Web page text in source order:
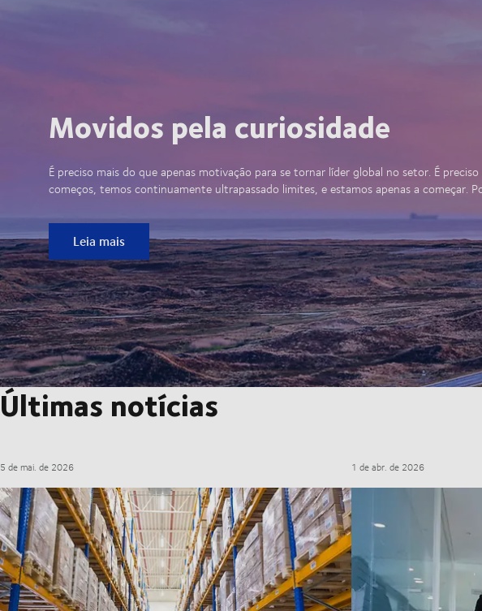
Movidos pela curiosidade
É preciso mais do que apenas motivação para se tornar líder global no setor. É
começos, temos continuamente ultrapassado limites, e estamos apenas a
Leia mais
Últimas notícias
5 de mai. de 2026 1 de abr. de 2026